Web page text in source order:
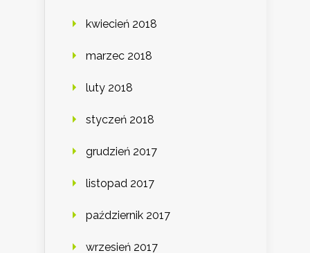
kwiecień 2018
marzec 2018
luty 2018
styczeń 2018
grudzień 2017
listopad 2017
październik 2017
wrzesień 2017